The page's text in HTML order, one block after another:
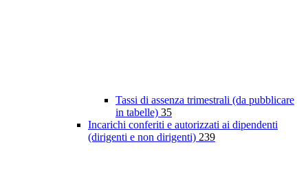
Tassi di assenza trimestrali (da pubblicare
in tabelle) 35
Incarichi conferiti e autorizzati ai dipendenti
(dirigenti e non dirigenti) 239